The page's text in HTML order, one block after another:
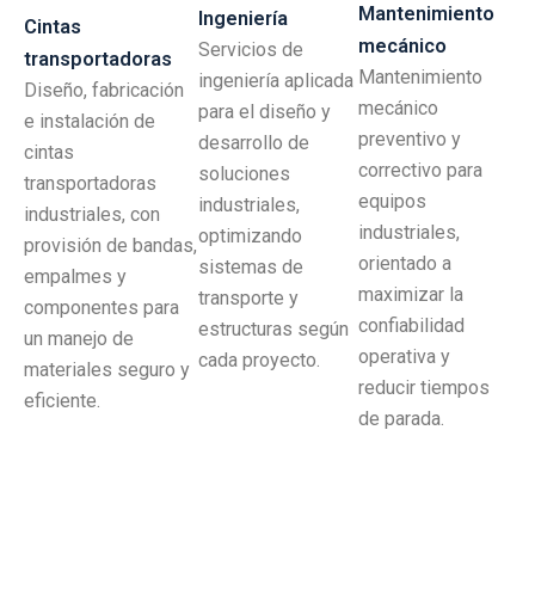
Cintas
transportadoras
Diseño, fabricación
e instalación de
cintas
transportadoras
industriales, con
provisión de bandas,
empalmes y
componentes para
un manejo de
materiales seguro y
eficiente.
Ingeniería
Servicios de
ingeniería aplicada
para el diseño y
desarrollo de
soluciones
industriales,
optimizando
sistemas de
transporte y
estructuras según
cada proyecto.
Mantenimiento
mecánico
Mantenimiento
mecánico
preventivo y
correctivo para
equipos
industriales,
orientado a
maximizar la
confiabilidad
operativa y
reducir tiempos
de parada.